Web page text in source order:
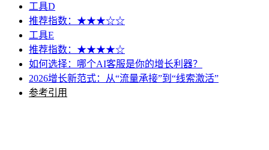
工具D
推荐指数：★★★☆☆
工具E
推荐指数：★★★★☆
如何选择：哪个AI客服是你的增长利器？
2026增长新范式：从“流量承接”到“线索激活”
参考引用